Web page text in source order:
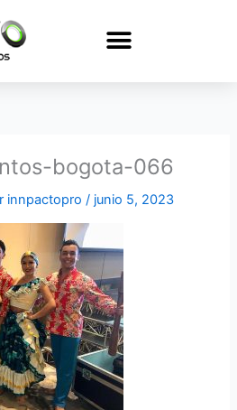
bogota-066
innpactopro/ junio 5, 2023